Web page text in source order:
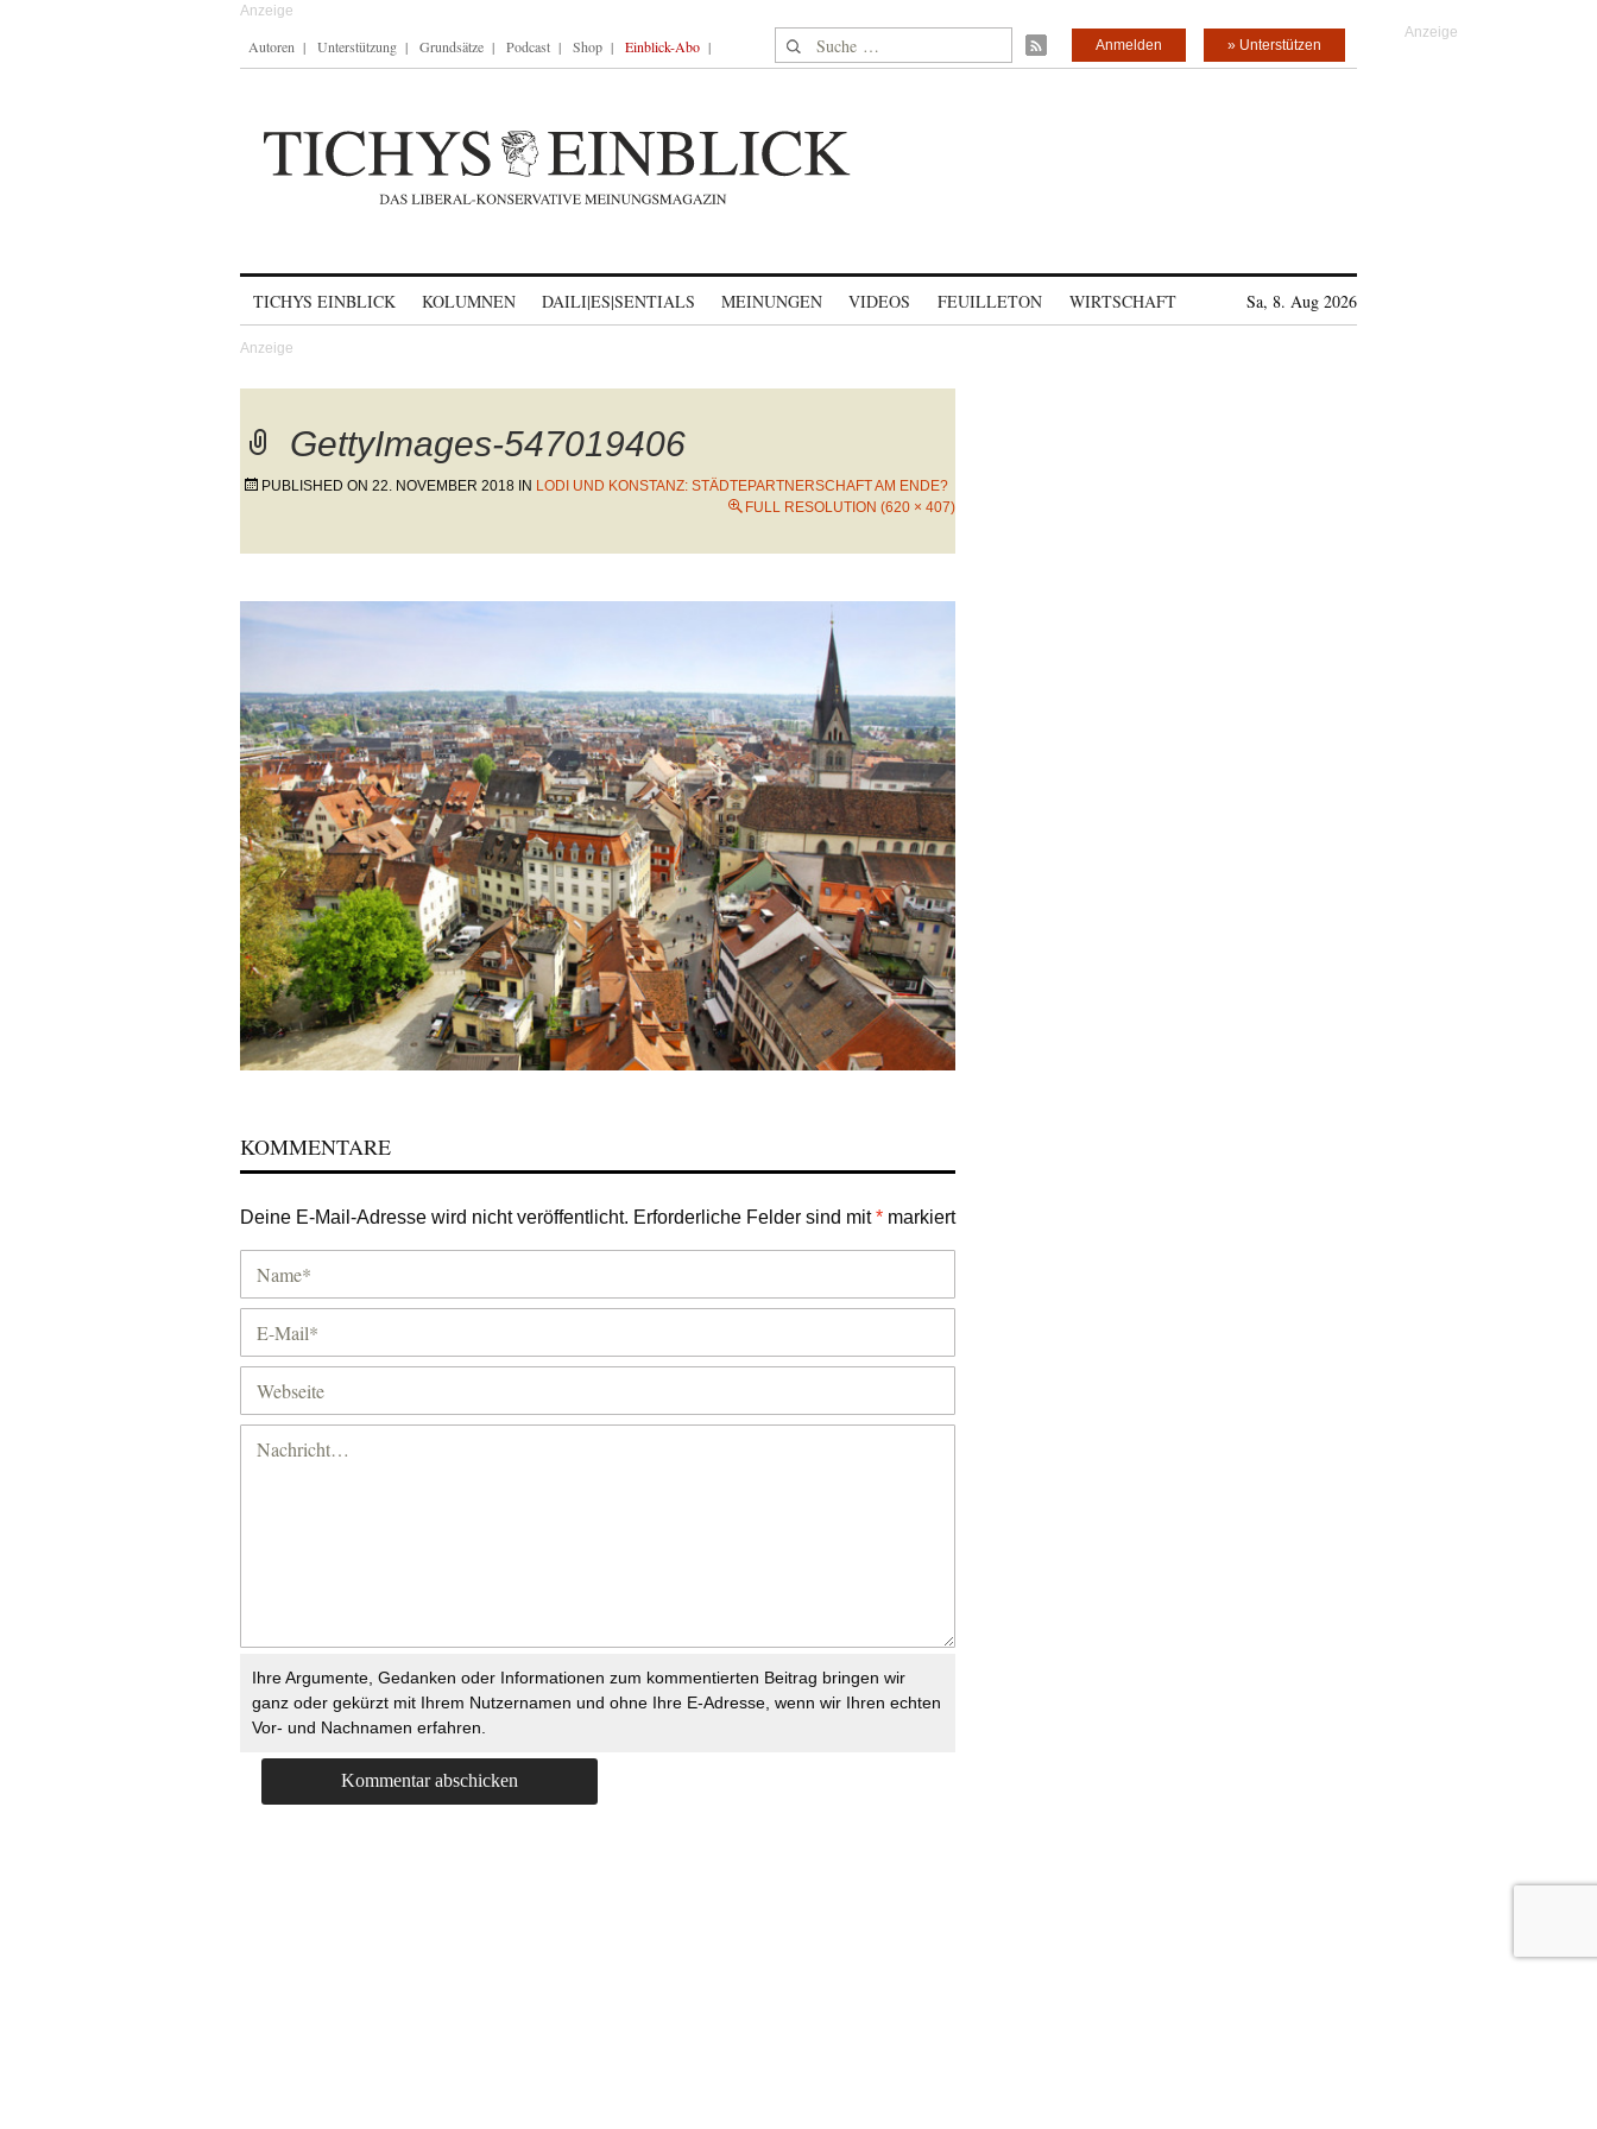
Autoren Unterstützung Grundsätze Podcast Shop Einblick-Abo Suche nach: » Unterstützen
Anmelden
TICHYS EINBLICK KOLUMNEN DAILI|ES|SENTIALS MEINUNGEN VIDEOS FEUILLETON WIRTSCHAFT Sa, 8. Aug 2026
GettyImages-547019406
PUBLISHED ON 22. NOVEMBER 2018 IN LODI UND KONSTANZ: STÄDTEPARTNERSCHAFT AM ENDE?
FULL RESOLUTION (620 × 407)
KOMMENTARE
Deine E-Mail-Adresse wird nicht veröffentlicht. Erforderliche Felder sind mit* markiert
Ihre Argumente, Gedanken oder Informationen zum kommentierten Beitrag bringen wir
ganz oder gekürzt mit Ihrem Nutzernamen und ohne Ihre E-Adresse, wenn wir Ihren echten
Vor- und Nachnamen erfahren.